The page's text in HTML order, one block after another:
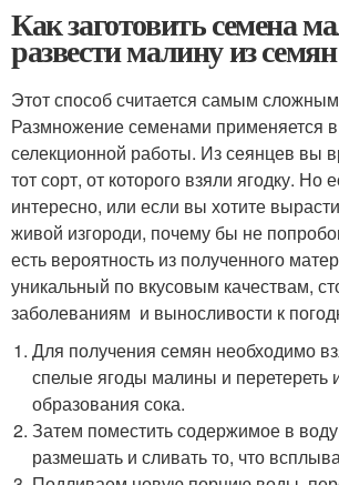
Как заготовить семена
развести малину из
Этот способ считается самым
Размножение семенами применяется
селекционной работы. Из сеянцев вы
тот сорт, от которого взяли ягодку. Но
интересно, или если вы хотите
живой изгороди, почему бы не
есть вероятность из полученного
уникальный по вкусовым качествам,
заболеваниям и выносливости к
Для получения семян необходимо
спелые ягоды малины и перетереть
образования сока.
Затем поместить содержимое в
размешать и сливать то, что